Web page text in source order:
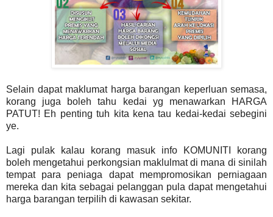
Selain dapat maklumat harga barangan keperluan semasa,
korang juga boleh tahu kedai yg menawarkan HARGA
PATUT! Eh penting tuh kita kena tau kedai-kedai sebegini
ye.
Lagi pulak kalau korang masuk info KOMUNITI korang
boleh mengetahui perkongsian maklulmat di mana di sinilah
tempat para peniaga dapat mempromosikan perniagaan
mereka dan kita sebagai pelanggan pula dapat mengetahui
harga barangan terpilih di kawasan sekitar.